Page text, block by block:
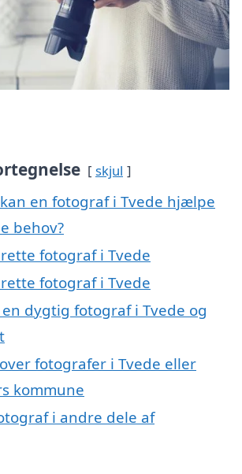
skjul
en fotograf i Tvede hjælpe
behov?
fotograf i Tvede
fotograf i Tvede
dygtig fotograf i Tvede og
fotografer i Tvede eller
kommune
i andre dele af